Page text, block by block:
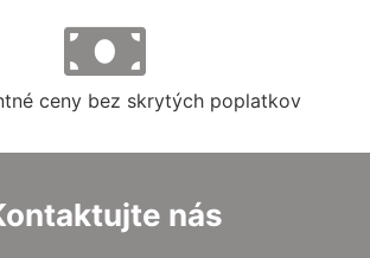
ceny bez skrytých poplatkov
nás